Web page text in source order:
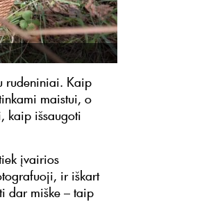
rudeniniai. Kaip
maistui, o
kaip išsaugoti
įvairios
ir iškart
dar miške – taip